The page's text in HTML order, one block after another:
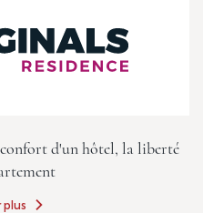
d'un hôtel, la liberté
plus